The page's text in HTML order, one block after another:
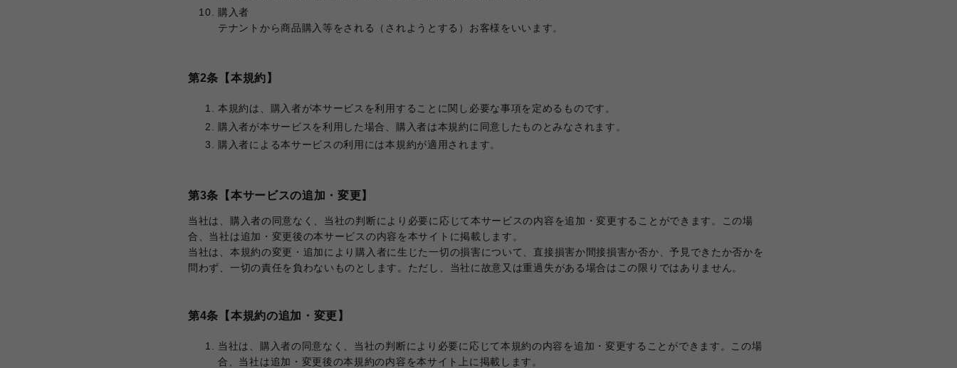
購入者
テナントから商品購入等をされる（されようとする）お客様をいいます。
第2条【本規約】
本規約は、購入者が本サービスを利用することに関し必要な事項を定めるものです。
購入者が本サービスを利用した場合、購入者は本規約に同意したものとみなされます。
購入者による本サービスの利用には本規約が適用されます。
第3条【本サービスの追加・変更】
当社は、購入者の同意なく、当社の判断により必要に応じて本サービスの内容を追加・変更することができます。この場
合、当社は追加・変更後の本サービスの内容を本サイトに掲載します。
当社は、本規約の変更・追加により購入者に生じた一切の損害について、直接損害か間接損害か否か、予見できたか否かを
問わず、一切の責任を負わないものとします。ただし、当社に故意又は重過失がある場合はこの限りではありません。
第4条【本規約の追加・変更】
当社は、購入者の同意なく、当社の判断により必要に応じて本規約の内容を追加・変更することができます。この場
合、当社は追加・変更後の本規約の内容を本サイト上に掲載します。